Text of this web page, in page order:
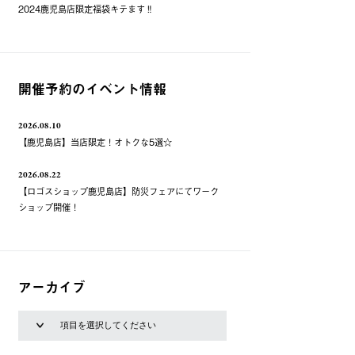
2024鹿児島店限定福袋キテます‼️
開催予約のイベント情報
2026.08.10
【鹿児島店】当店限定！オトクな5選☆
2026.08.22
【ロゴスショップ鹿児島店】防災フェアにてワーク
ショップ開催！
アーカイブ